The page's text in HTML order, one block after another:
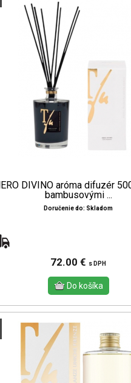
DIVINO aróma difuzér
bambusovými ...
Doručenie do: Skladom
72.00 € s DPH